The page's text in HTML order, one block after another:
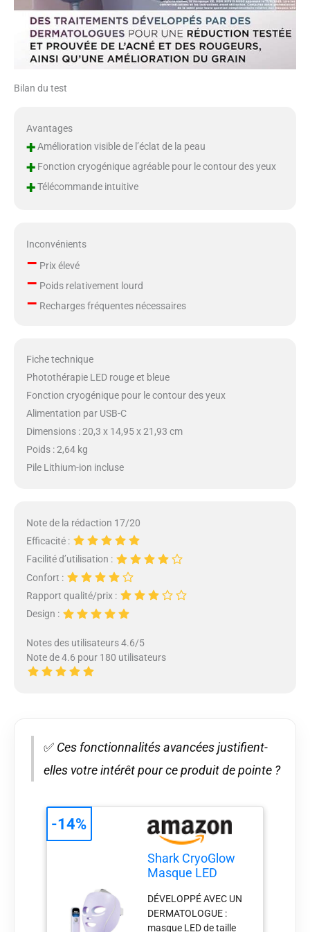
Bilan du test
Avantages
+Amélioration visible de l’éclat de la peau
+Fonction cryogénique agréable pour le contour des yeux
+Télécommande intuitive
Inconvénients
– Prix élevé
– Poids relativement lourd
– Recharges fréquentes nécessaires
Fiche technique
Photothérapie LED rouge et bleue
Fonction cryogénique pour le contour des yeux
Alimentation par USB-C
Dimensions : 20,3 x 14,95 x 21,93 cm
Poids : 2,64 kg
Pile Lithium-ion incluse
Note de la rédaction 17/20
Efficacité :
Facilité d’utilisation :
Confort :
Rapport qualité/prix :
Design :
Notes des utilisateurs 4.6/5
Note de 4.6 pour 180 utilisateurs
✅ Ces fonctionnalités avancées justifient-
elles votre intérêt pour ce produit de pointe ?
Shark CryoGlow
Masque LED
Luminothérapie
Infrarouge
DÉVELOPPÉ AVEC UN
DERMATOLOGUE :
masque LED de taille
-14%